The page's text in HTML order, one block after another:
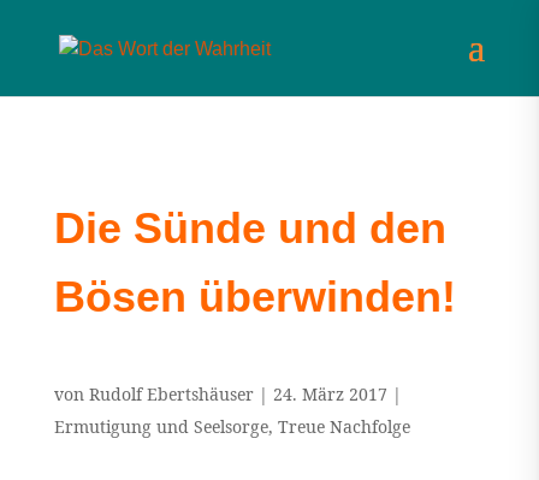
Die Sünde und den
Bösen überwinden!
von Rudolf Ebertshäuser| 24. März 2017 |
Ermutigung und Seelsorge, Treue Nachfolge